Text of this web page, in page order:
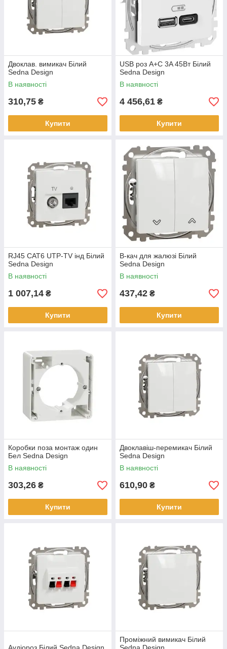
Двоклав. вимикач Білий
Sedna Design
В наявності
310,75 ₴
Купити
USB роз A+C 3A 45Вт Білий
Sedna Design
В наявності
4 456,61 ₴
Купити
RJ45 CAT6 UTP-TV інд Білий
Sedna Design
В наявності
1 007,14 ₴
Купити
В-кач для жалюзі Білий
Sedna Design
В наявності
437,42 ₴
Купити
Коробки поза монтаж один
Бел Sedna Design
В наявності
303,26 ₴
Купити
Двоклавіш-перемикач Білий
Sedna Design
В наявності
610,90 ₴
Купити
Проміжний вимикач Білий